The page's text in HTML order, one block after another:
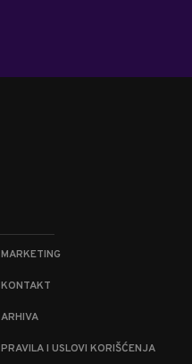
MARKETING
KONTAKT
ARHIVA
PRAVILA I USLOVI KORIŠĆENJA